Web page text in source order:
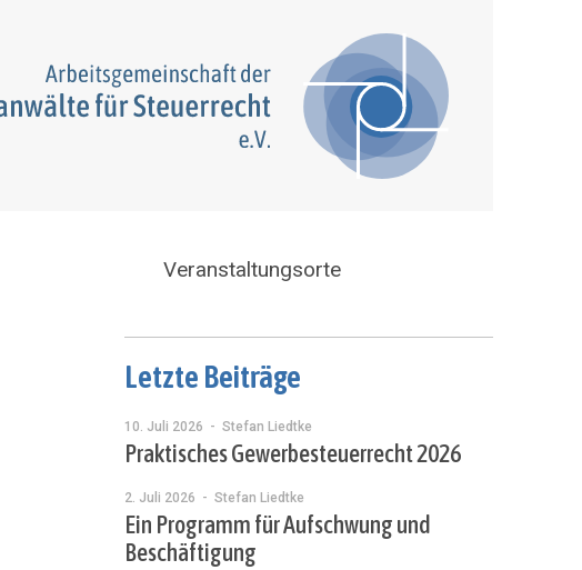
Veranstaltungsorte
Letzte Beiträge
10. Juli 2026 - Stefan Liedtke
Praktisches Gewerbesteuerrecht 2026
2. Juli 2026 - Stefan Liedtke
Ein Programm für Aufschwung und
Beschäftigung